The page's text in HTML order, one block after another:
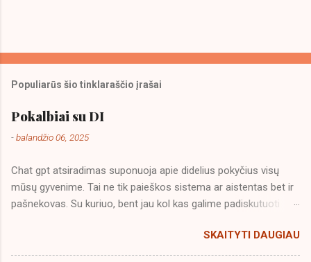
Populiarūs šio tinklaraščio įrašai
Pokalbiai su DI
-balandžio 06, 2025
Chat gpt atsiradimas suponuoja apie didelius pokyčius visų
mūsų gyvenime. Tai ne tik paieškos sistema ar aistentas bet ir
pašnekovas. Su kuriuo, bent jau kol kas galime padiskutuoti
apie geopolitiką. Pasaulio santvarką, demokratijų privalumus ir
trūkumus. Didelei mano nuostabai DI ne tik buvo veidrodžiu
SKAITYTI DAUGIAU